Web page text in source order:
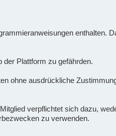
enthalten.
der Plattform zu gefährden.
ohne ausdrückliche
verpflichtet sich dazu,
zu verwenden.